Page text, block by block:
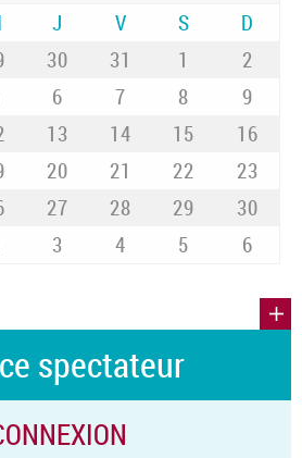
J V S
D
30 31 1
2
6 7 8
9
13 14 15
16
20 21 22
23
27 28 29
30
3 4 5 6
spectateur